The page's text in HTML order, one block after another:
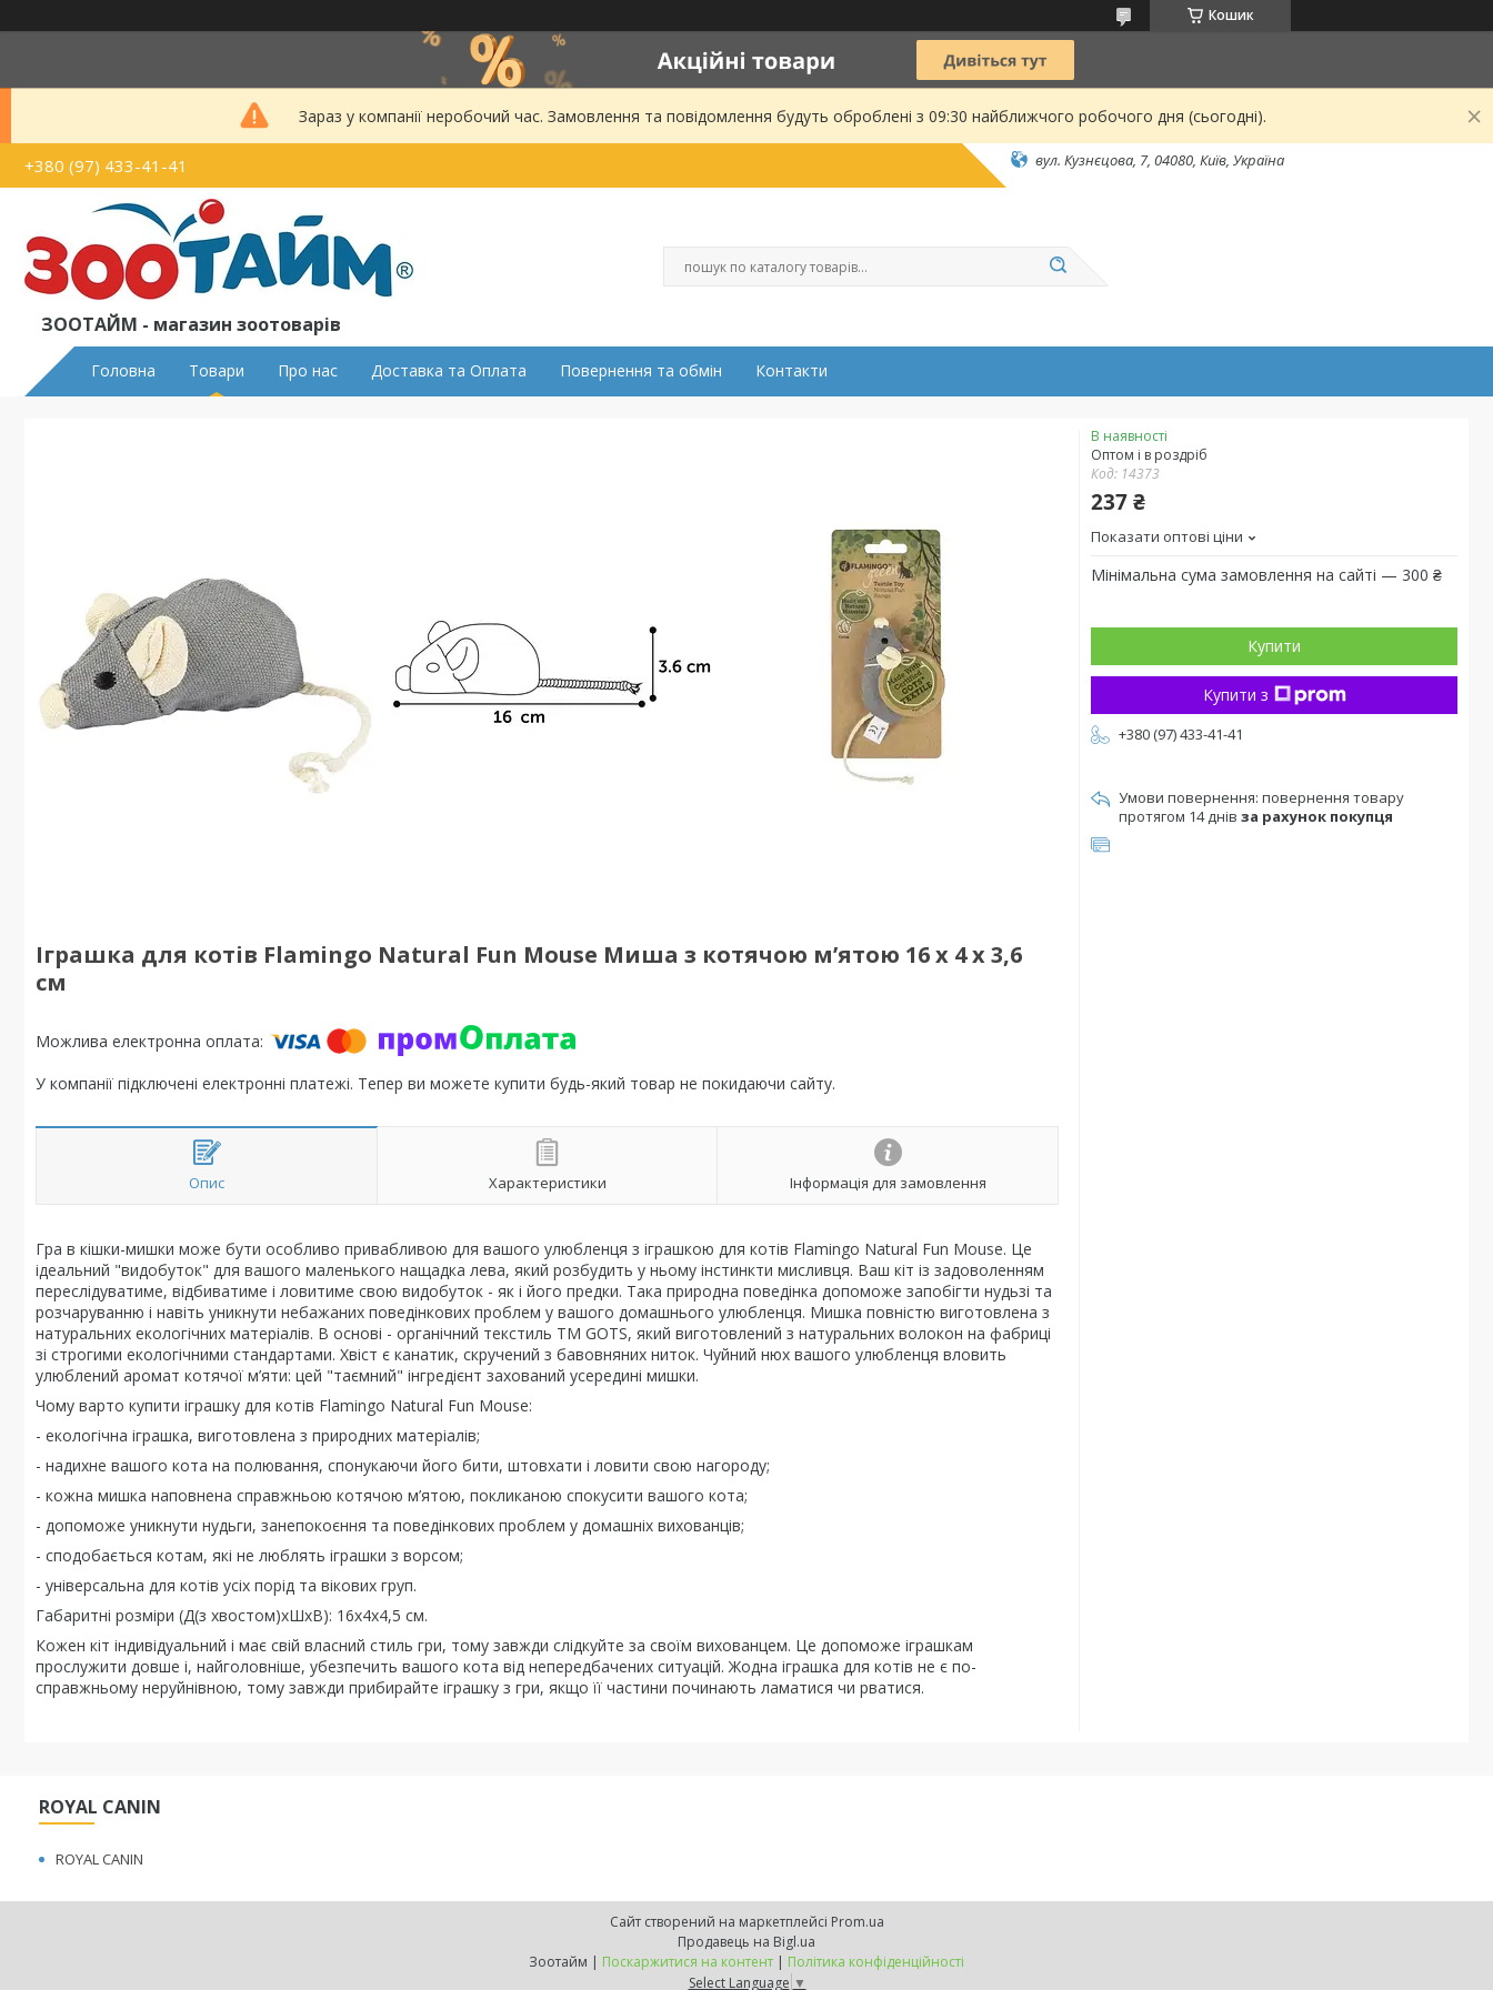
Кошик
Зараз у компанії неробочий час. Замовлення та повідомлення будуть оброблені з 09:30 найближчого робочого дня (сьогодні).
+380 (97) 433-41-41 вул. Кузнєцова, 7, 04080, Київ, Україна
ЗООТАЙМ - магазин зоотоварів
Головна Товари Про нас Доставка та Оплата Повернення та обмін Контакти
Іграшка для котів Flamingo Natural Fun Mouse Миша з котячою м’ятою 16 х 4 х 3,6
см
У компанії підключені електронні платежі. Тепер ви можете купити будь-який товар не покидаючи сайту.
Опис Характеристики Інформація для замовлення
Гра в кішки-мишки може бути особливо привабливою для вашого улюбленця з іграшкою для котів Flamingo Natural Fun Mouse. Це
ідеальний "видобуток" для вашого маленького нащадка лева, який розбудить у ньому інстинкти мисливця. Ваш кіт із задоволенням
переслідуватиме, відбиватиме і ловитиме свою видобуток - як і його предки. Така природна поведінка допоможе запобігти нудьзі та
розчаруванню і навіть уникнути небажаних поведінкових проблем у вашого домашнього улюбленця. Мишка повністю виготовлена з
натуральних екологічних матеріалів. В основі - органічний текстиль ТМ GOTS, який виготовлений з натуральних волокон на фабриці
зі строгими екологічними стандартами. Хвіст є канатик, скручений з бавовняних ниток. Чуйний нюх вашого улюбленця вловить
улюблений аромат котячої м’яти: цей "таємний" інгредієнт захований усередині мишки.
Чому варто купити іграшку для котів Flamingo Natural Fun Mouse:
- екологічна іграшка, виготовлена з природних матеріалів;
- надихне вашого кота на полювання, спонукаючи його бити, штовхати і ловити свою нагороду;
- кожна мишка наповнена справжньою котячою м’ятою, покликаною спокусити вашого кота;
- допоможе уникнути нудьги, занепокоєння та поведінкових проблем у домашніх вихованців;
- сподобається котам, які не люблять іграшки з ворсом;
- універсальна для котів усіх порід та вікових груп.
Габаритні розміри (Д(з хвостом)хШхВ): 16х4х4,5 см.
Кожен кіт індивідуальний і має свій власний стиль гри, тому завжди слідкуйте за своїм вихованцем. Це допоможе іграшкам
прослужити довше і, найголовніше, убезпечить вашого кота від непередбачених ситуацій. Жодна іграшка для котів не є по-
справжньому неруйнівною, тому завжди прибирайте іграшку з гри, якщо її частини починають ламатися чи рватися.
В наявності
Оптом і в роздріб
Код: 14373
237 ₴
Показати оптові ціни
Мінімальна сума замовлення на сайті — 300 ₴
Купити
Купити з
+380 (97) 433-41-41
повернення товару
протягом 14 днів за рахунок покупця
ROYAL CANIN
ROYAL CANIN
Сайт створений на маркетплейсі Prom.ua
Продавець на Bigl.ua
Зоотайм | Поскаржитися на контент | Політика конфіденційності
Select Language ▼